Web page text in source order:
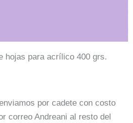
hojas para acrílico 400 grs.
por cadete con costo
correo Andreani al resto del